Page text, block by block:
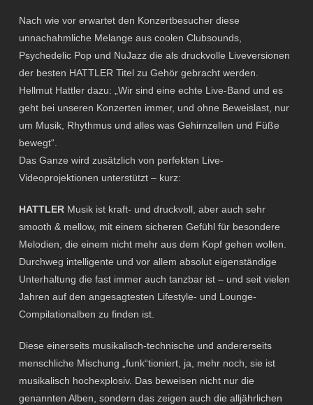
Nach wie vor erwartet den Konzertbesucher diese
unnachahmliche Melange aus coolen Clubsounds,
Psychedelic Pop und NuJazz die als druckvolle Liveversionen
der besten HATTLER Titel zu Gehör gebracht werden.
Hellmut Hattler dazu: „Wir sind eine echte Live-Band und es
geht bei unseren Konzerten immer, und ohne Beweislast, nur
um Musik, Rhythmus und alles was Gehirnzellen und Füße
bewegt“.
Das Ganze wird zusätzlich von perfekten Live-
Videoprojektionen unterstützt – kurz:
HATTLERMusik ist kraft- und druckvoll, aber auch sehr
smooth & mellow, mit einem sicheren Gefühl für besondere
Melodien, die einem nicht mehr aus dem Kopf gehen wollen.
Durchweg intelligente und vor allem absolut eigenständige
Unterhaltung die fast immer auch tanzbar ist – und seit vielen
Jahren auf den angesagtesten Lifestyle- und Lounge-
Compilationalben zu finden ist.
Diese einerseits musikalisch-technische und andererseits
menschliche Mischung „funk“tioniert, ja, mehr noch, sie ist
musikalisch hochexplosiv. Das beweisen nicht nur die
genannten Alben, sondern das zeigen auch die alljährlichen